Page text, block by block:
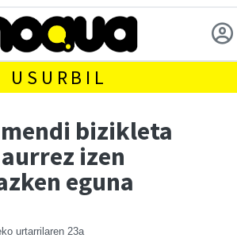
USURBIL
bizikleta
izen
eguna
urtarrilaren 23a